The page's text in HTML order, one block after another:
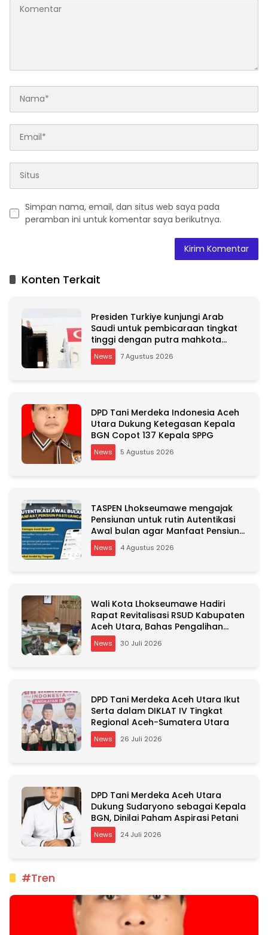
Simpan nama, email, dan situs web saya pada
peramban ini untuk komentar saya berikutnya.
e Konten Terkait
Presiden Turkiye kunjungi Arab
Saudi untuk pembicaraan tingkat
tinggi dengan putra mahkota
Saudi dan PM Pakistan
News 7 Agustus 2026
DPD Tani Merdeka Indonesia Aceh
Utara Dukung Ketegasan Kepala
BGN Copot 137 Kepala SPPG
News 5 Agustus 2026
TASPEN Lhokseumawe mengajak
Pensiunan untuk rutin Autentikasi
Awal bulan agar Manfaat Pensiun
tetap Lancar
News 4 Agustus 2026
Wali Kota Lhokseumawe Hadiri
Rapat Revitalisasi RSUD Kabupaten
Aceh Utara, Bahas Pengalihan
Kepemilikan RSU Cut Meutia
News 30 Juli 2026
DPD Tani Merdeka Aceh Utara Ikut
Serta dalam DIKLAT IV Tingkat
Regional Aceh-Sumatera Utara
News 26 Juli 2026
DPD Tani Merdeka Aceh Utara
Dukung Sudaryono sebagai Kepala
BGN, Dinilai Paham Aspirasi Petani
News 24 Juli 2026
#Tren